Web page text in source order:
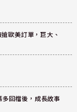
歐美訂單，巨大、
回檔後，成長故事